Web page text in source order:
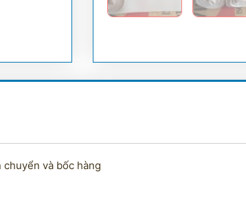
chuyển và bốc hàng